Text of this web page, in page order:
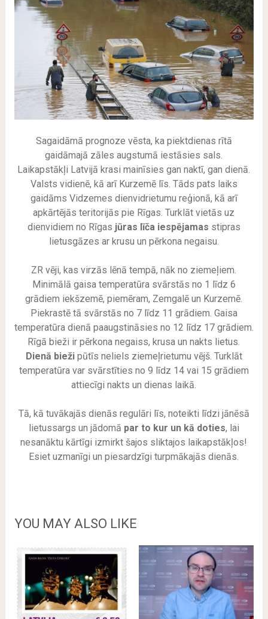
Sagaidāmā prognoze vēsta, ka piektdienas rītā
gaidāmajā zāles augstumā iestāsies sals.
Laikapstākļi Latvijā krasi mainīsies gan naktī, gan dienā.
Valsts vidienē, kā arī Kurzemē līs. Tāds pats laiks
gaidāms Vidzemes dienvidrietumu reģionā, kā arī
apkārtējās teritorijās pie Rīgas. Turklāt vietās uz
dienvidiem no Rīgas jūras līča iespējamas stipras
lietusgāzes ar krusu un pērkona negaisu.
ZR vēji, kas virzās lēnā tempā, nāk no ziemeļiem.
Minimālā gaisa temperatūra svārstās no 1 līdz 6
grādiem iekšzemē, piemēram, Zemgalē un Kurzemē.
Piekrastē tā svārstās no 7 līdz 11 grādiem. Gaisa
temperatūra dienā paaugstināsies no 12 līdz 17 grādiem.
Rīgā bieži ir pērkona negaiss, krusa un nakts lietus.
Dienā biežipūtīs neliels ziemeļrietumu vējš. Turklāt
temperatūra var svārstīties no 9 līdz 14 vai 15 grādiem
attiecīgi nakts un dienas laikā.
Tā, kā tuvākajās dienās regulāri līs, noteikti līdzi jānēsā
lietussargs un jādomā par to kur un kā doties, lai
nesanāktu kārtīgi izmirkt šajos sliktajos laikapstākļos!
Esiet uzmanīgi un piesardzīgi turpmākajās dienās.
YOU MAY ALSO LIKE